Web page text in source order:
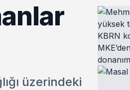
üzerindeki